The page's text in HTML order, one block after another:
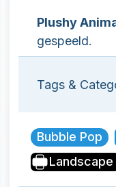
Plushy
gespeeld.
Tags &
Bubble Pop
Landscape